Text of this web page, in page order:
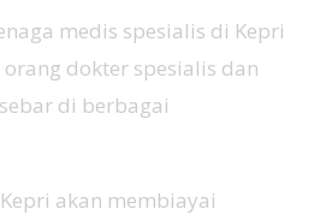
medis spesialis di Kepri
dokter spesialis dan
di berbagai
akan membiayai